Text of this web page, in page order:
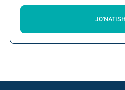
JO'NATISH